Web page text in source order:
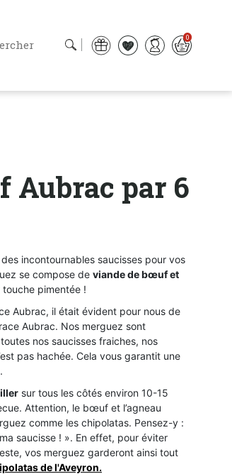
0
Aubrac par 6
des incontournables saucisses pour vos
se compose de viande de bœuf et
pimentée !
Aubrac, il était évident pour nous de
Aubrac. Nos merguez sont
nos saucisses fraiches, nos
pas hachée. Cela vous garantit une
sur tous les côtés environ 10-15
Attention, le bœuf et l’agneau
comme les chipolatas. Pensez-y :
saucisse ! ». En effet, pour éviter
vos merguez garderont ainsi tout
de l'Aveyron.